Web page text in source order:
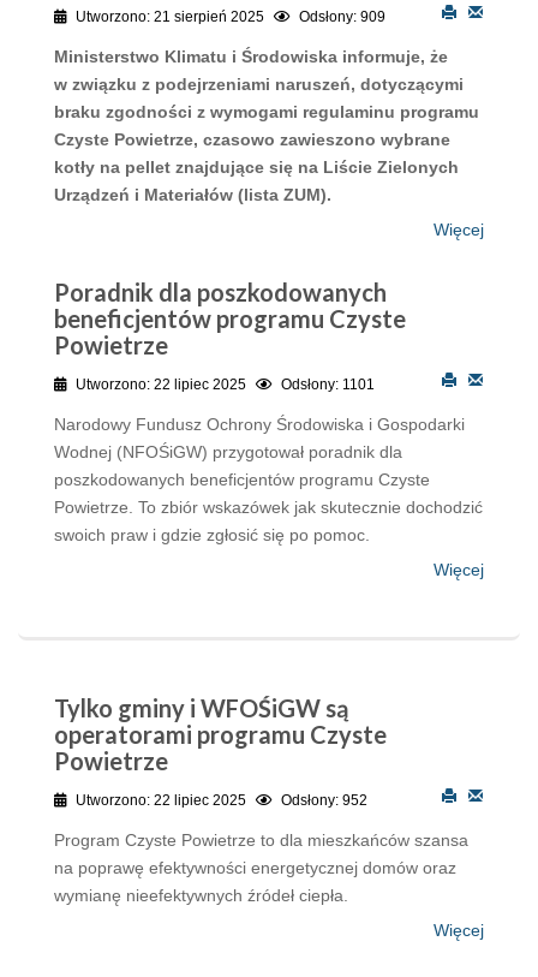
Utworzono: 21 sierpień 2025 Odsłony: 909
Ministerstwo Klimatu i Środowiska informuje, że
w związku z podejrzeniami naruszeń, dotyczącymi
braku zgodności z wymogami regulaminu programu
Czyste Powietrze, czasowo zawieszono wybrane
kotły na pellet znajdujące się na Liście Zielonych
Urządzeń i Materiałów (lista ZUM).
Więcej
Poradnik dla poszkodowanych
beneficjentów programu Czyste
Powietrze
Utworzono: 22 lipiec 2025 Odsłony: 1101
Narodowy Fundusz Ochrony Środowiska i Gospodarki
Wodnej (NFOŚiGW) przygotował poradnik dla
poszkodowanych beneficjentów programu Czyste
Powietrze. To zbiór wskazówek jak skutecznie dochodzić
swoich praw i gdzie zgłosić się po pomoc.
Więcej
Tylko gminy i WFOŚiGW są
operatorami programu Czyste
Powietrze
Utworzono: 22 lipiec 2025 Odsłony: 952
Program Czyste Powietrze to dla mieszkańców szansa
na poprawę efektywności energetycznej domów oraz
wymianę nieefektywnych źródeł ciepła.
Więcej